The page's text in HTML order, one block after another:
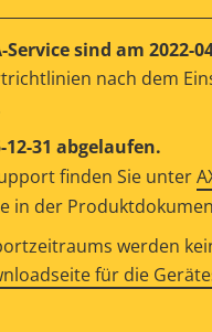
sind am 2022-
nach dem
12-31 abgelaufen.
finden Sie unter
in der
werden
für die